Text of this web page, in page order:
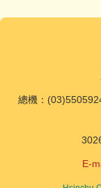
總機 ：
E-